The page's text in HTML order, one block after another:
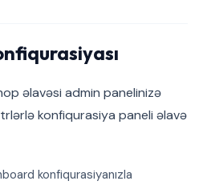
əlavəsi admin panelinizə
konfiqurasiya paneli əlavə
konfiqurasiyanızla